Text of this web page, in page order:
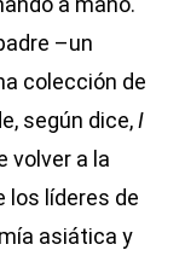
–un
colección de
según dice,I
volver a la
los líderes de
asiática y